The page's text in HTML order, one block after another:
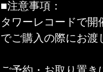
■注意事項：
タワーレコードで
でご購入の際にお渡